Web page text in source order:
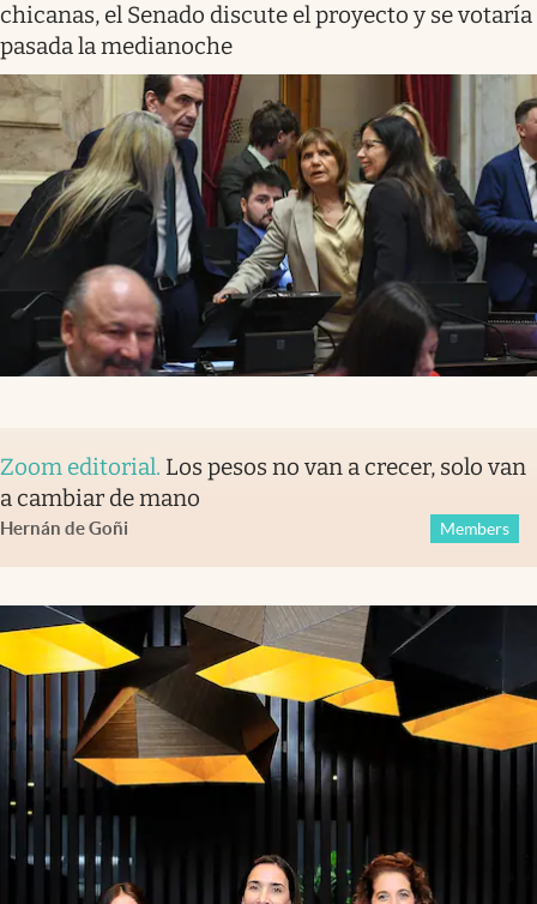
chicanas, el Senado discute el proyecto y se votaría
pasada la medianoche
Zoom editorial. Los pesos no van a crecer, solo van
a cambiar de mano
Hernán de Goñi Members